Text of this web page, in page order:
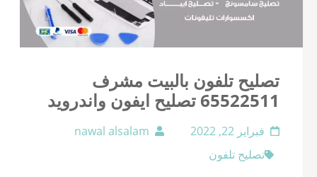
تصليح تلفون بالبيت مشرف
65522511 تصليح ايفون واندرويد
فبراير 22, 2022
nawal alsalam
تصليح تلفون